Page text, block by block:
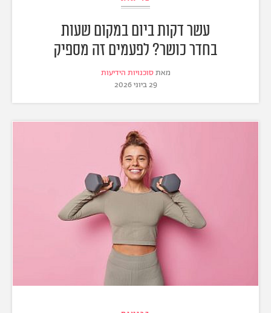
עשר דקות ביום במקום שעות
בחדר כושר? לפעמים זה מספיק
מאתסוכנויות הידיעות
29 ביוני 2026